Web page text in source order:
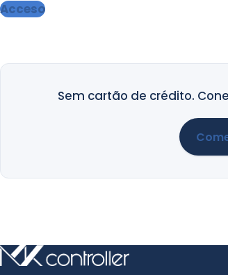
Acceso
Sem cartão de crédito.